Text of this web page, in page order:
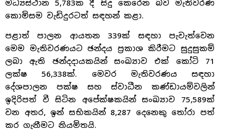
මධ්‍යස්ථාන 5,783ක දී සිදු කෙරෙන බව මැතිවරණ
කොමිසම වැඩිදුරටත් සඳහන් කළා.
පළාත් පාලන ආයතන 339ක් සඳහා පැවැත්වෙන
මෙම මැතිවරණයට ඡන්දය ප්‍රකාශ කිරීමට සුදුසුකම්
ලබා ඇති ඡන්දදායකයින් සංඛ්‍යාව එක් කෝටි 71
ලක්ෂ 56,338ක්. මෙවර මැතිවරණය සඳහා
දේශපාලන පක්ෂ සහ ස්වාධීන කණ්ඩායම්වලින්
ඉදිරිපත් වී සිටින අපේක්ෂකයින් සංඛ්‍යාව 75,589ක්
වන අතර, ඉන් සභිකයින් 8,287 දෙනෙකු තෝරා පත්
කර ගැනීමට නියමිතයි.